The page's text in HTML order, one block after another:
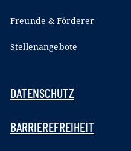
Freunde & Förderer
Stellenangebote
DATENSCHUTZ
BARRIEREFREIHEIT